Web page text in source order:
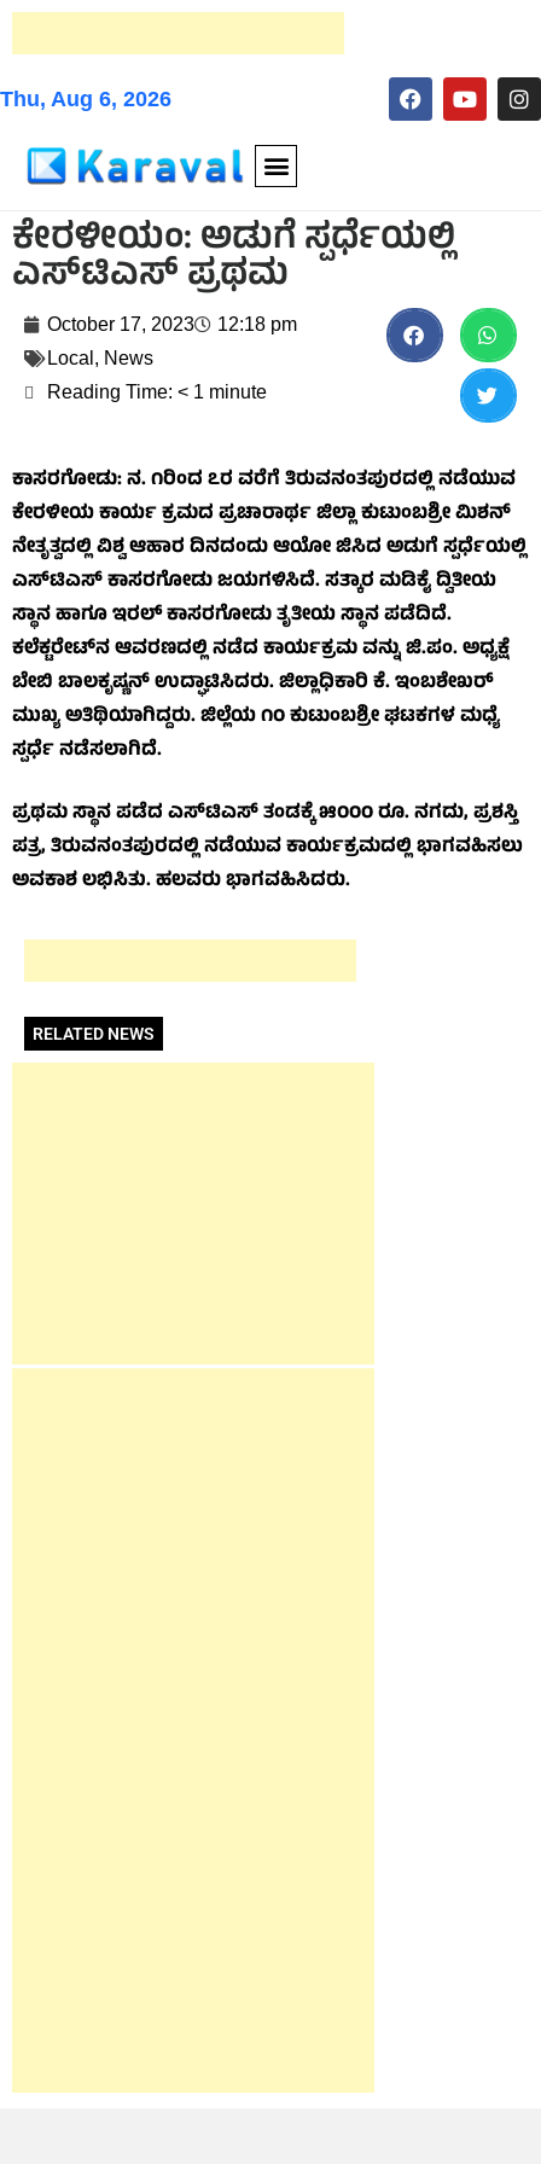
Thu, Aug 6, 2026
ಕೇರಳೀಯಂ: ಅಡುಗೆ ಸ್ಪರ್ಧೆಯಲ್ಲಿ
ಎಸ್‌ಟಿಎಸ್ ಪ್ರಥಮ
October 17, 2023
12:18 pm
Local , News
Reading Time: < 1 minute
ಕಾಸರಗೋಡು: ನ. ೧ರಿಂದ ೭ರ ವರೆಗೆ ತಿರುವನಂತಪುರದಲ್ಲಿ ನಡೆಯುವ
ಕೇರಳೀಯ ಕಾರ್ಯ ಕ್ರಮದ ಪ್ರಚಾರಾರ್ಥ ಜಿಲ್ಲಾ ಕುಟುಂಬಶ್ರೀ ಮಿಶನ್
ನೇತೃತ್ವದಲ್ಲಿ ವಿಶ್ವ ಆಹಾರ ದಿನದಂದು ಆಯೋ ಜಿಸಿದ ಅಡುಗೆ ಸ್ಪರ್ಧೆಯಲ್ಲಿ
ಎಸ್‌ಟಿಎಸ್ ಕಾಸರಗೋಡು ಜಯಗಳಿಸಿದೆ. ಸತ್ಕಾರ ಮಡಿಕೈ ದ್ವಿತೀಯ
ಸ್ಥಾನ ಹಾಗೂ ಇರಲ್ ಕಾಸರಗೋಡು ತೃತೀಯ ಸ್ಥಾನ ಪಡೆದಿದೆ.
ಕಲೆಕ್ಟರೇಟ್‌ನ ಆವರಣದಲ್ಲಿ ನಡೆದ ಕಾರ್ಯಕ್ರಮ ವನ್ನು ಜಿ.ಪಂ. ಅಧ್ಯಕ್ಷೆ
ಬೇಬಿ ಬಾಲಕೃಷ್ಣನ್ ಉದ್ಘಾಟಿಸಿದರು. ಜಿಲ್ಲಾಧಿಕಾರಿ ಕೆ. ಇಂಬಶೇಖರ್
ಮುಖ್ಯ ಅತಿಥಿಯಾಗಿದ್ದರು. ಜಿಲ್ಲೆಯ ೧೦ ಕುಟುಂಬಶ್ರೀ ಘಟಕಗಳ ಮಧ್ಯೆ
ಸ್ಪರ್ಧೆ ನಡೆಸಲಾಗಿದೆ.
ಪ್ರಥಮ ಸ್ಥಾನ ಪಡೆದ ಎಸ್‌ಟಿಎಸ್ ತಂಡಕ್ಕೆ ೫೦೦೦ ರೂ. ನಗದು, ಪ್ರಶಸ್ತಿ
ಪತ್ರ, ತಿರುವನಂತಪುರದಲ್ಲಿ ನಡೆಯುವ ಕಾರ್ಯಕ್ರಮದಲ್ಲಿ ಭಾಗವಹಿಸಲು
ಅವಕಾಶ ಲಭಿಸಿತು. ಹಲವರು ಭಾಗವಹಿಸಿದರು.
RELATED NEWS